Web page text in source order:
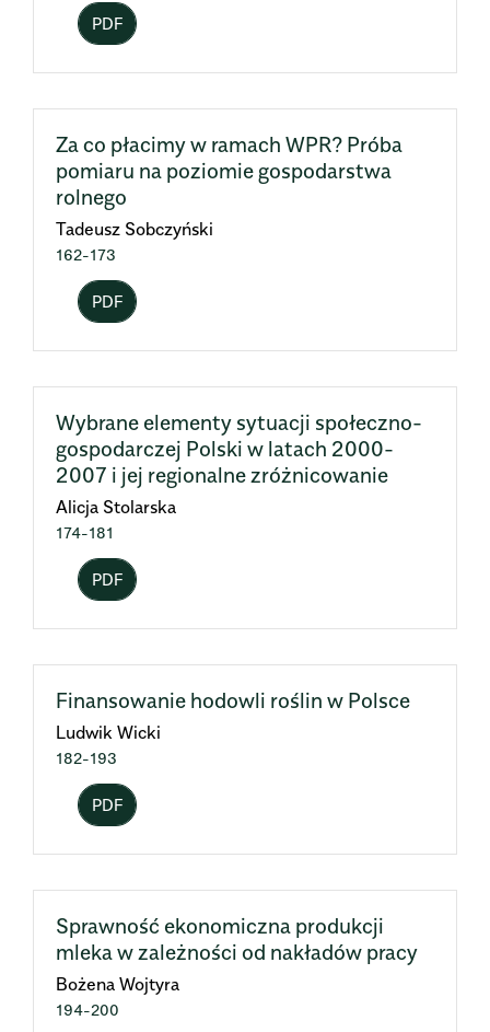
PDF
Za co płacimy w ramach WPR? Próba
pomiaru na poziomie gospodarstwa
rolnego
Tadeusz Sobczyński
162-173
PDF
Wybrane elementy sytuacji społeczno-
gospodarczej Polski w latach 2000-
2007 i jej regionalne zróżnicowanie
Alicja Stolarska
174-181
PDF
Finansowanie hodowli roślin w Polsce
Ludwik Wicki
182-193
PDF
Sprawność ekonomiczna produkcji
mleka w zależności od nakładów pracy
Bożena Wojtyra
194-200